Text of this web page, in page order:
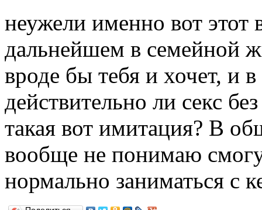
неужели именно вот этот
дальнейшем в семейной
вроде бы тебя и хочет, и
действительно ли секс
такая вот имитация? В
вообще не понимаю
нормально заниматься с